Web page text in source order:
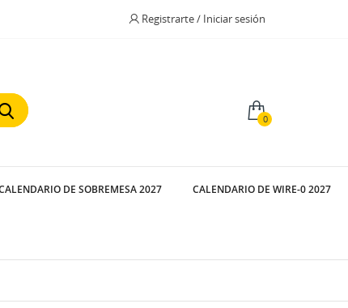
Registrarte / Iniciar sesión
0
DE SOBREMESA 2027 CALENDARIO DE WIRE-0 2027